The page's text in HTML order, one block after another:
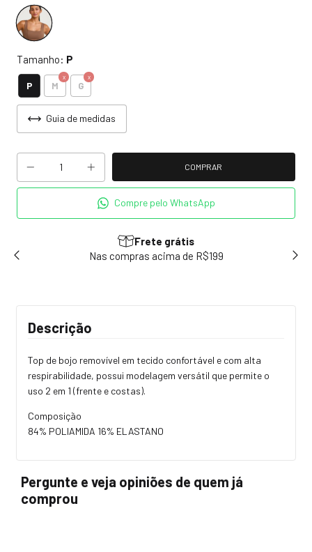
Tamanho: P
P M G
Guia de medidas
Compre pelo WhatsApp
10% na primeira compra
Use o cupom PRIMEIRACOMPRA e ganhe 10% no seu primeiro
Descrição
Top de bojo removível em tecido confortável e com alta
respirabilidade, possui modelagem versátil que permite o
uso 2 em 1 (frente e costas).
Composição
84% POLIAMIDA 16% ELASTANO
Pergunte e veja opiniões de quem já
comprou